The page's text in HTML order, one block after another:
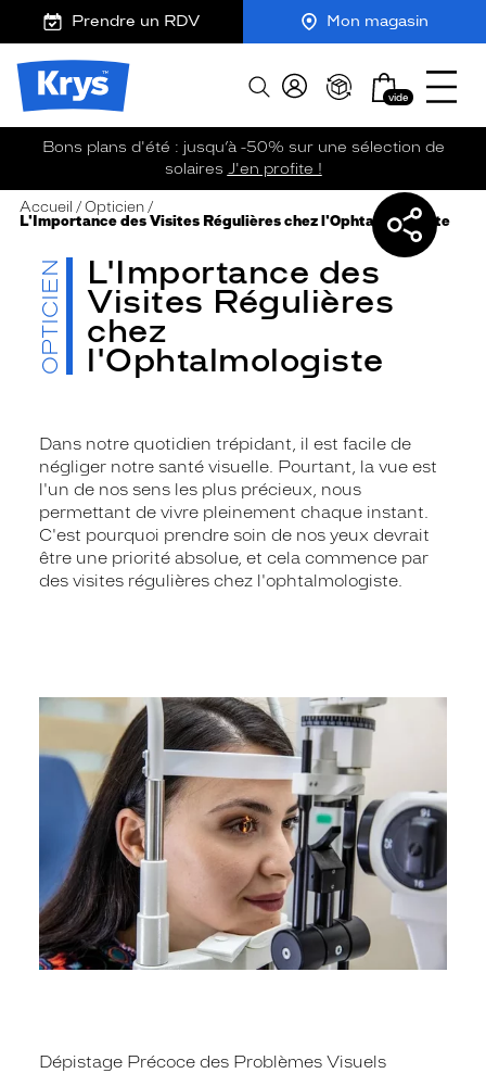
AU
Opticien
Krys
confiance
Prendre un RDV Mon magasin
Afficher
recherche
Mon
panier
vide
Ouvrir
menu
Bons plans d'été : jusqu’à -50% sur une sélection de
solaires J'en profite !
Accueil
Opticien
L'Importance des Visites Régulières chez l'Ophtalmologiste
OPTICIEN L'Importance des
Visites Régulières
chez
l'Ophtalmologiste
Dans notre quotidien trépidant, il est facile de
négliger notre santé visuelle. Pourtant, la vue est
l'un de nos sens les plus précieux, nous
permettant de vivre pleinement chaque instant.
C'est pourquoi prendre soin de nos yeux devrait
être une priorité absolue, et cela commence par
des visites régulières chez l'ophtalmologiste.
Dépistage Précoce des Problèmes Visuels
sur
:
PARTAGEZ
SUR